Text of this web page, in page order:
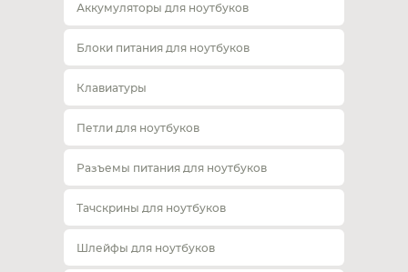
Аккумуляторы для ноутбуков
Блоки питания для ноутбуков
Клавиатуры
Петли для ноутбуков
Разъемы питания для ноутбуков
Тачскрины для ноутбуков
Шлейфы для ноутбуков